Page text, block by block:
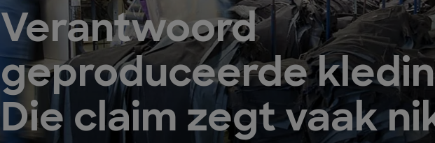
Verantwoord
geproduceerde
Die claim zegt vaak